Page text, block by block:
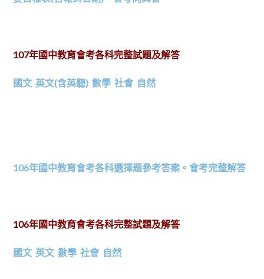
107年國中教育會考各科完整試題及解答
國文 英文(含英聽) 數學 社會 自然
106年國中教育會考各科選擇題參考答案。會考完整解答
106年國中教育會考各科完整試題及解答
國文 英文 數學 社會 自然